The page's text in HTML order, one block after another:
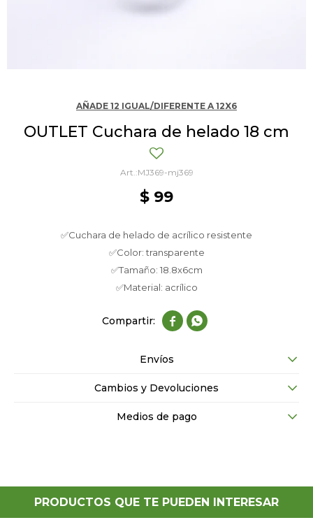
AÑADE 12 IGUAL/DIFERENTE A 12X6
OUTLET Cuchara de helado 18 cm
MJ369-mj369
$ 99
✅Cuchara de helado de acrílico resistente
✅Color: transparente
✅Tamaño: 18.8x6cm
✅Material: acrílico
 
Envíos
Cambios y Devoluciones
Medios de pago
PRODUCTOS QUE TE PUEDEN INTERESAR